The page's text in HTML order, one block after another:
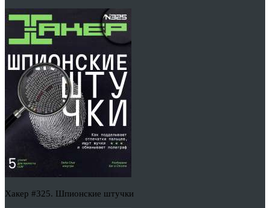
Хакер #325. Шпионские штучки